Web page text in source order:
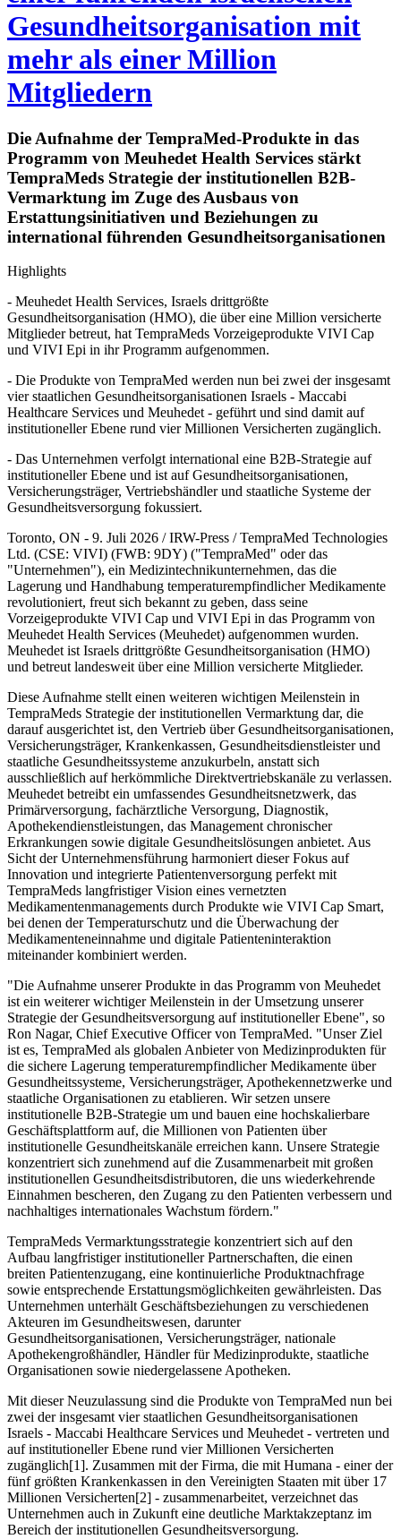
Gesundheitsorganisation mit
mehr als einer Million
Mitgliedern
Die Aufnahme der TempraMed-Produkte in das
Programm von Meuhedet Health Services stärkt
TempraMeds Strategie der institutionellen B2B-
Vermarktung im Zuge des Ausbaus von
Erstattungsinitiativen und Beziehungen zu
international führenden Gesundheitsorganisationen
Highlights
- Meuhedet Health Services, Israels drittgrößte
Gesundheitsorganisation (HMO), die über eine Million versicherte
Mitglieder betreut, hat TempraMeds Vorzeigeprodukte VIVI Cap
und VIVI Epi in ihr Programm aufgenommen.
- Die Produkte von TempraMed werden nun bei zwei der insgesamt
vier staatlichen Gesundheitsorganisationen Israels - Maccabi
Healthcare Services und Meuhedet - geführt und sind damit auf
institutioneller Ebene rund vier Millionen Versicherten zugänglich.
- Das Unternehmen verfolgt international eine B2B-Strategie auf
institutioneller Ebene und ist auf Gesundheitsorganisationen,
Versicherungsträger, Vertriebshändler und staatliche Systeme der
Gesundheitsversorgung fokussiert.
Toronto, ON - 9. Juli 2026 / IRW-Press / TempraMed Technologies
Ltd. (CSE: VIVI) (FWB: 9DY) ("TempraMed" oder das
"Unternehmen"), ein Medizintechnikunternehmen, das die
Lagerung und Handhabung temperaturempfindlicher Medikamente
revolutioniert, freut sich bekannt zu geben, dass seine
Vorzeigeprodukte VIVI Cap und VIVI Epi in das Programm von
Meuhedet Health Services (Meuhedet) aufgenommen wurden.
Meuhedet ist Israels drittgrößte Gesundheitsorganisation (HMO)
und betreut landesweit über eine Million versicherte Mitglieder.
Diese Aufnahme stellt einen weiteren wichtigen Meilenstein in
TempraMeds Strategie der institutionellen Vermarktung dar, die
darauf ausgerichtet ist, den Vertrieb über Gesundheitsorganisationen,
Versicherungsträger, Krankenkassen, Gesundheitsdienstleister und
staatliche Gesundheitssysteme anzukurbeln, anstatt sich
ausschließlich auf herkömmliche Direktvertriebskanäle zu verlassen.
Meuhedet betreibt ein umfassendes Gesundheitsnetzwerk, das
Primärversorgung, fachärztliche Versorgung, Diagnostik,
Apothekendienstleistungen, das Management chronischer
Erkrankungen sowie digitale Gesundheitslösungen anbietet. Aus
Sicht der Unternehmensführung harmoniert dieser Fokus auf
Innovation und integrierte Patientenversorgung perfekt mit
TempraMeds langfristiger Vision eines vernetzten
Medikamentenmanagements durch Produkte wie VIVI Cap Smart,
bei denen der Temperaturschutz und die Überwachung der
Medikamenteneinnahme und digitale Patienteninteraktion
miteinander kombiniert werden.
"Die Aufnahme unserer Produkte in das Programm von Meuhedet
ist ein weiterer wichtiger Meilenstein in der Umsetzung unserer
Strategie der Gesundheitsversorgung auf institutioneller Ebene", so
Ron Nagar, Chief Executive Officer von TempraMed. "Unser Ziel
ist es, TempraMed als globalen Anbieter von Medizinprodukten für
die sichere Lagerung temperaturempfindlicher Medikamente über
Gesundheitssysteme, Versicherungsträger, Apothekennetzwerke und
staatliche Organisationen zu etablieren. Wir setzen unsere
institutionelle B2B-Strategie um und bauen eine hochskalierbare
Geschäftsplattform auf, die Millionen von Patienten über
institutionelle Gesundheitskanäle erreichen kann. Unsere Strategie
konzentriert sich zunehmend auf die Zusammenarbeit mit großen
institutionellen Gesundheitsdistributoren, die uns wiederkehrende
Einnahmen bescheren, den Zugang zu den Patienten verbessern und
nachhaltiges internationales Wachstum fördern."
TempraMeds Vermarktungsstrategie konzentriert sich auf den
Aufbau langfristiger institutioneller Partnerschaften, die einen
breiten Patientenzugang, eine kontinuierliche Produktnachfrage
sowie entsprechende Erstattungsmöglichkeiten gewährleisten. Das
Unternehmen unterhält Geschäftsbeziehungen zu verschiedenen
Akteuren im Gesundheitswesen, darunter
Gesundheitsorganisationen, Versicherungsträger, nationale
Apothekengroßhändler, Händler für Medizinprodukte, staatliche
Organisationen sowie niedergelassene Apotheken.
Mit dieser Neuzulassung sind die Produkte von TempraMed nun bei
zwei der insgesamt vier staatlichen Gesundheitsorganisationen
Israels - Maccabi Healthcare Services und Meuhedet - vertreten und
auf institutioneller Ebene rund vier Millionen Versicherten
zugänglich[1]. Zusammen mit der Firma, die mit Humana - einer der
fünf größten Krankenkassen in den Vereinigten Staaten mit über 17
Millionen Versicherten[2] - zusammenarbeitet, verzeichnet das
Unternehmen auch in Zukunft eine deutliche Marktakzeptanz im
Bereich der institutionellen Gesundheitsversorgung.